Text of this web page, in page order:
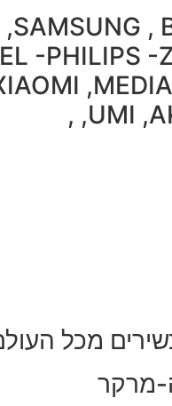
,
-PHILIPS
,UMI
מכל
מרקר